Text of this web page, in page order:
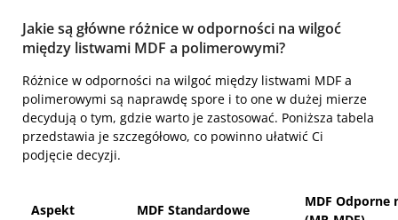
Jakie są główne różnice w odporności na wilgoć
między listwami MDF a polimerowymi?
Różnice w odporności na wilgoć między listwami MDF a
polimerowymi są naprawdę spore i to one w dużej mierze
decydują o tym, gdzie warto je zastosować. Poniższa tabela
przedstawia je szczegółowo, co powinno ułatwić Ci
podjęcie decyzji.
Aspekt MDF Standardowe
MDF Odporne